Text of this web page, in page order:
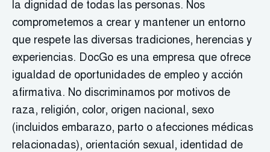
la dignidad de todas las personas. Nos
comprometemos a crear y mantener un entorno
que respete las diversas tradiciones, herencias y
experiencias. DocGo es una empresa que ofrece
igualdad de oportunidades de empleo y acción
afirmativa. No discriminamos por motivos de
raza, religión, color, origen nacional, sexo
(incluidos embarazo, parto o afecciones médicas
relacionadas), orientación sexual, identidad de